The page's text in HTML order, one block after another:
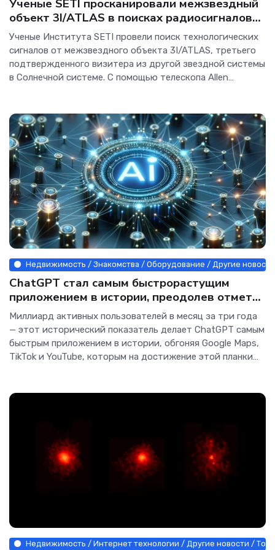
Ученые SETI просканировали межзвездный
объект 3I/ATLAS в поисках радиосигналов
инопланетных технологий - Интернет
технологии.
Ученые Института SETI провели поиск технологических
сигналов от межзвездного объекта 3I/ATLAS, третьего
подтвержденного визитера из другой звездной системы
в Солнечной системе. С помощью телескопа Allen
Недвижимость / Знакомства / Оборудование / Другие
ChatGPT стал самым быстрорастущим
приложением в истории, преодолев отметку
в миллиард пользователей всего за три
года - Интернет технологии.
Миллиард активных пользователей в месяц за три года
— этот исторический показатель делает ChatGPT самым
быстрым приложением в истории, обгоняя Google Maps,
TikTok и YouTube, которым на достижение этой планки
Недвижимость / Интернет технологии / Другие новости /